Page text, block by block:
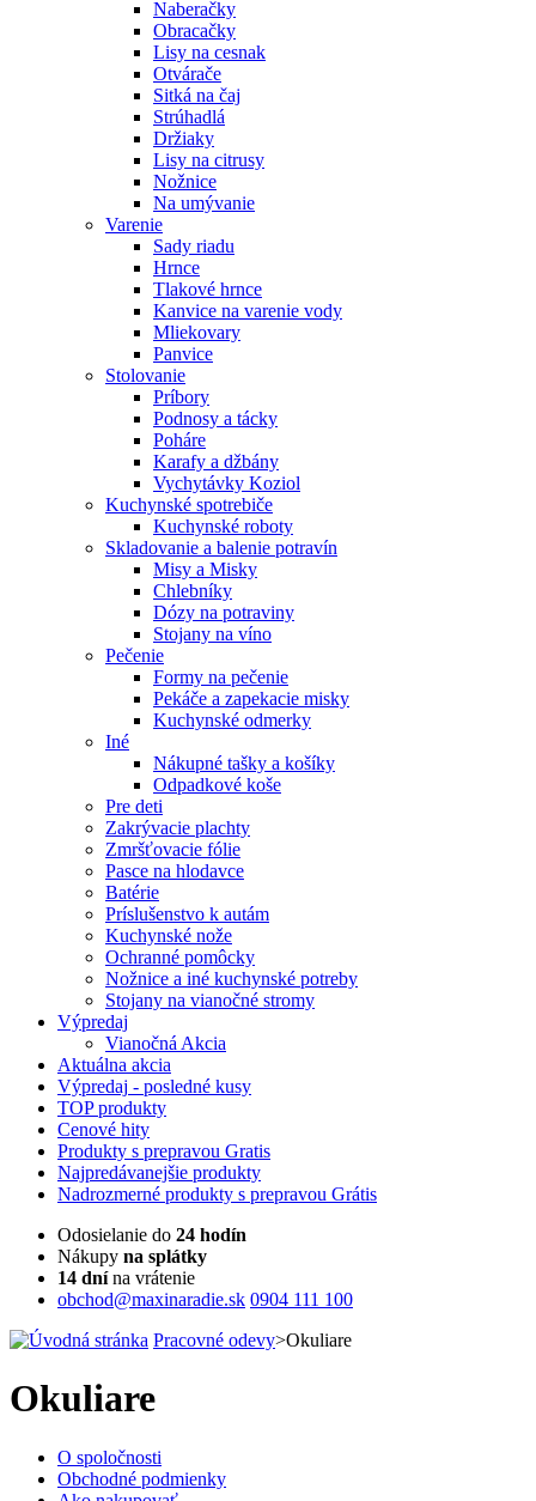
Naberačky
Obracačky
Lisy na cesnak
Otvárače
Sitká na čaj
Strúhadlá
Držiaky
Lisy na citrusy
Nožnice
Na umývanie
Varenie
Sady riadu
Hrnce
Tlakové hrnce
Kanvice na varenie vody
Mliekovary
Panvice
Stolovanie
Príbory
Podnosy a tácky
Poháre
Karafy a džbány
Vychytávky Koziol
Kuchynské spotrebiče
Kuchynské roboty
Skladovanie a balenie potravín
Misy a Misky
Chlebníky
Dózy na potraviny
Stojany na víno
Pečenie
Formy na pečenie
Pekáče a zapekacie misky
Kuchynské odmerky
Iné
Nákupné tašky a košíky
Odpadkové koše
Pre deti
Zakrývacie plachty
Zmršťovacie fólie
Pasce na hlodavce
Batérie
Príslušenstvo k autám
Kuchynské nože
Ochranné pomôcky
Nožnice a iné kuchynské potreby
Stojany na vianočné stromy
Výpredaj
Vianočná Akcia
Aktuálna akcia
Výpredaj - posledné kusy
TOPprodukty
Cenové hity
Produkty s prepravou Gratis
Najpredávanejšie produkty
Nadrozmerné produkty s prepravou Grátis
Odosielanie do 24 hodín
Nákupy na splátky
14 dnína vrátenie
obchod@maxinaradie.sk 0904 111 100
Pracovné odevy>Okuliare
Okuliare
O spoločnosti
Obchodné podmienky